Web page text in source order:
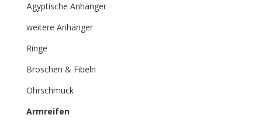
Ägyptische Anhänger
weitere Anhänger
Ringe
Broschen & Fibeln
Ohrschmuck
Armreifen